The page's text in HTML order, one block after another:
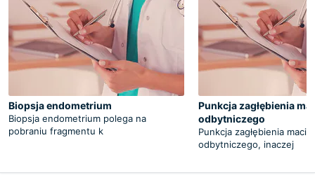
Biopsja endometrium
Biopsja endometrium polega na
pobraniu fragmentu k
Punkcja zagłębienia
odbytniczego
Punkcja zagłębienia
odbytniczego, inaczej